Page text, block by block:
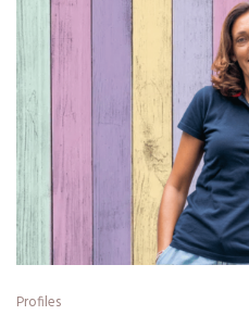
Profiles